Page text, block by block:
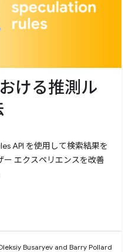
ける推測ル
API を使用して検索結果を
エクスペリエンスを改善
Busaryev and Barry Pollard